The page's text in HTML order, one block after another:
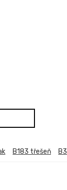
B183 třešeň